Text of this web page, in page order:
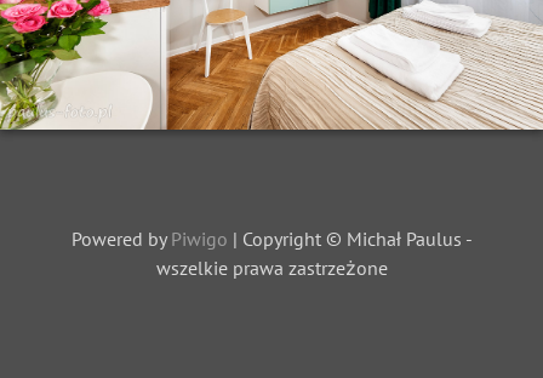
Powered by Piwigo | Copyright © Michał Paulus -
wszelkie prawa zastrzeżone